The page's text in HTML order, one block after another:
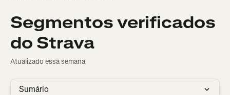
Segmentos verificados
do Strava
Atualizado essa semana
Sumário